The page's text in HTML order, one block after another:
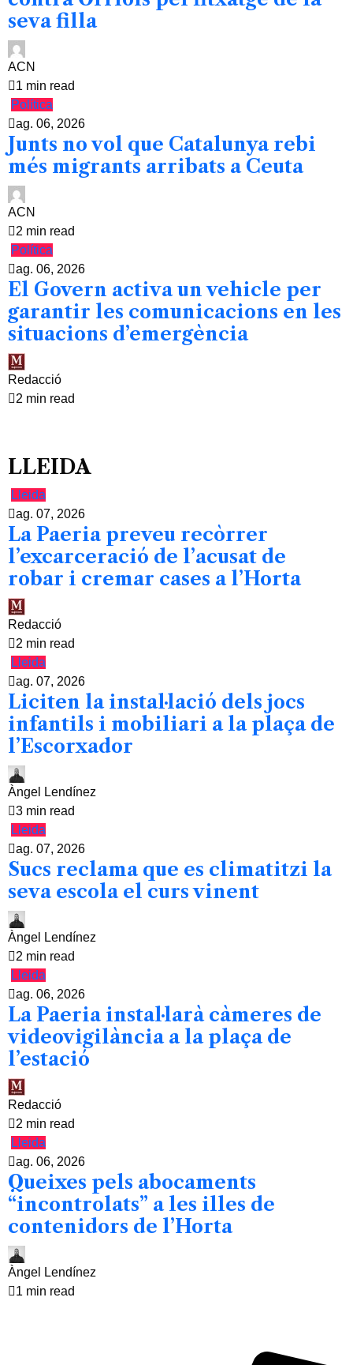
seva filla
ACN
1 min read
Política
ag. 06, 2026
Junts no vol que Catalunya rebi
més migrants arribats a Ceuta
ACN
2 min read
Política
ag. 06, 2026
El Govern activa un vehicle per
garantir les comunicacions en les
situacions d’emergència
Redacció
2 min read
LLEIDA
Lleida
ag. 07, 2026
La Paeria preveu recòrrer
l’excarceració de l’acusat de
robar i cremar cases a l’Horta
Redacció
2 min read
Lleida
ag. 07, 2026
Liciten la instal·lació dels jocs
infantils i mobiliari a la plaça de
l’Escorxador
Àngel Lendínez
3 min read
Lleida
ag. 07, 2026
Sucs reclama que es climatitzi la
seva escola el curs vinent
Àngel Lendínez
2 min read
Lleida
ag. 06, 2026
La Paeria instal·larà càmeres de
videovigilància a la plaça de
l’estació
Redacció
2 min read
Lleida
ag. 06, 2026
Queixes pels abocaments
“incontrolats” a les illes de
contenidors de l’Horta
Àngel Lendínez
1 min read